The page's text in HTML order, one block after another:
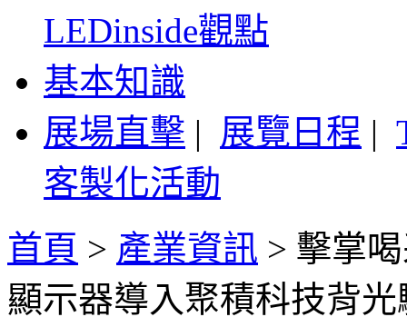
LEDinside觀點
基本知識
展場直擊 | 展覽日程 |
客製化活動
首頁 > 產業資訊 > 擊掌
顯示器導入聚積科技背